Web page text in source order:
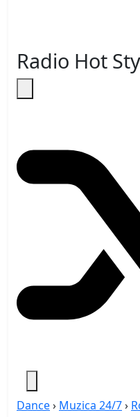
Radio Hot
Dance› Muzica 24/7›